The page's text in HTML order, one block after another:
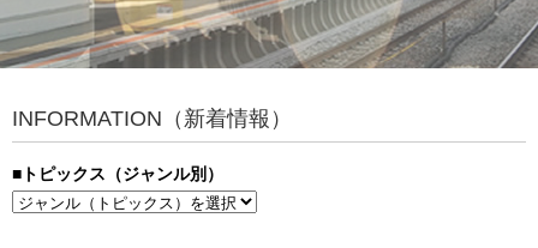
INFORMATION（新着情報）
■トピックス（ジャンル別）